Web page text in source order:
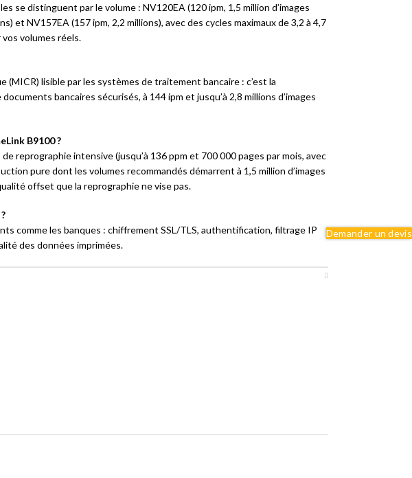
Demander un devis
se distinguent par le volume : NV120EA (120 ipm, 1,5 million d’images
et NV157EA (157 ipm, 2,2 millions), avec des cycles maximaux de 3,2 à 4,7
volumes réels.
(MICR) lisible par les systèmes de traitement bancaire : c’est la
bancaires sécurisés, à 144 ipm et jusqu’à 2,8 millions d’images
B9100 ?
reprographie intensive (jusqu’à 136 ppm et 700 000 pages par mois, avec
pure dont les volumes recommandés démarrent à 1,5 million d’images
offset que la reprographie ne vise pas.
comme les banques : chiffrement SSL/TLS, authentification, filtrage IP
des données imprimées.